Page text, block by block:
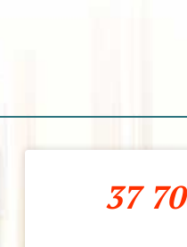
37